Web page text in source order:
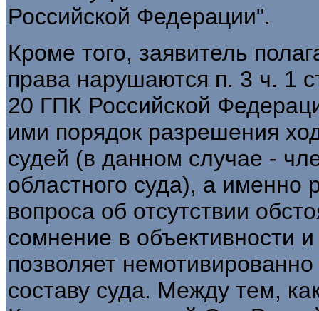
Российской Федерации".
Кроме того, заявитель
права нарушаются п. 3 ч. 1
20 ГПК Российской
ими порядок разрешения
судей (в данном случае -
областного суда), а
вопроса об отсутствии
сомнение в объективности
позволяет
составу суда. Между тем,